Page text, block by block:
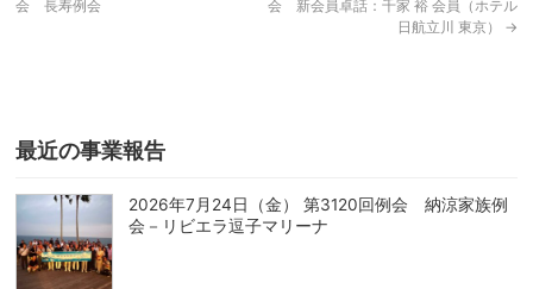
会 長寿例会
会 新会員卓話：千家 裕 会員（ホテル
日航立川 東京） →
最近の事業報告
2026年7月24日（金） 第3120回例会 納涼家族例
会－リビエラ逗子マリーナ